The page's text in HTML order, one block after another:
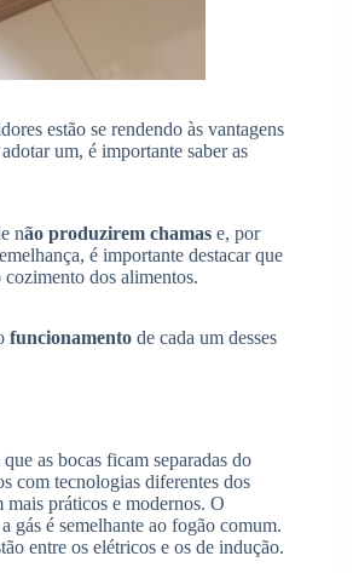
estão se rendendo às vantagens
um, é importante saber as
não produzirem chamas e, por
é importante destacar que
dos alimentos.
funcionamento de cada um desses
as bocas ficam separadas do
com tecnologias diferentes dos
mais práticos e modernos. O
gás é semelhante ao fogão comum.
entre os elétricos e os de indução.